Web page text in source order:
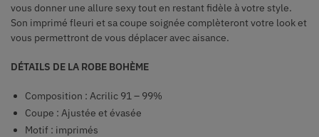
vous donner une allure sexy tout en restant fidèle à votre style.
Son imprimé fleuri et sa coupe soignée complèteront votre look et
vous permettront de vous déplacer avec aisance.
DÉTAILS DE LA ROBE BOHÈME
Composition : Acrilic 91 – 99%
Coupe : Ajustée et évasée
Motif : imprimés